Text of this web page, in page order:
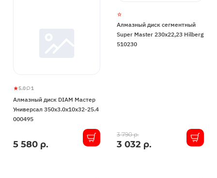
Алмазный
диск
DIAM
350x3.0x10x32-
5.0
5
1 1
Алмазный диск DIAM Мастер
Универсал 350x3.0x10x32-25.4
000495
В
5 580 р.
Алмазный диск сегментный
Super Master 230х22,23 Hilberg
510230
В
наличии
3 032 р.
3 790 р.